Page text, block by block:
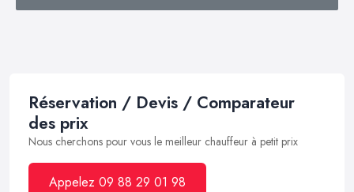
Réservation / Devis / Comparateur
des prix
Nous cherchons pour vous le meilleur chauffeur à petit prix
Appelez 09 88 29 01 98